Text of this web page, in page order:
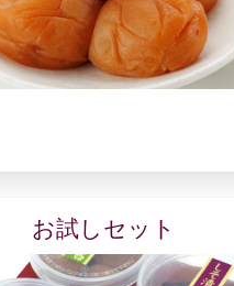
お試しセット